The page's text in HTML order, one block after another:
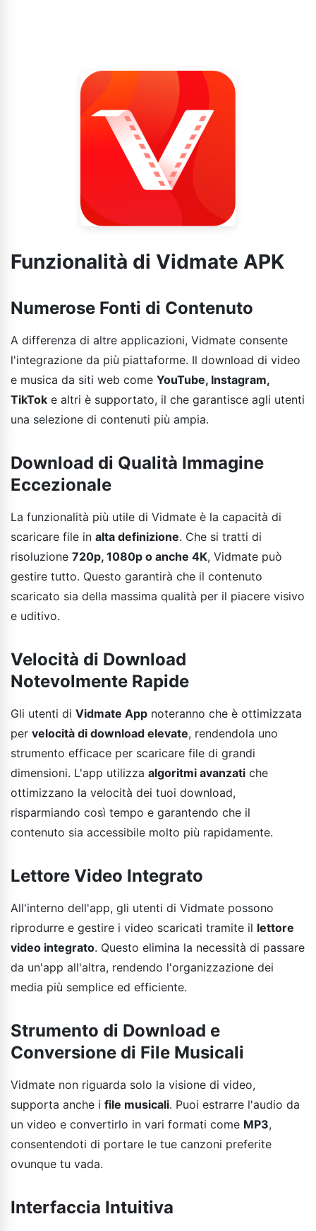
Funzionalità di Vidmate APK
Numerose Fonti di Contenuto
A differenza di altre applicazioni, Vidmate consente
l'integrazione da più piattaforme. Il download di video
e musica da siti web come YouTube, Instagram,
TikTok e altri è supportato, il che garantisce agli utenti
una selezione di contenuti più ampia.
Download di Qualità Immagine
Eccezionale
La funzionalità più utile di Vidmate è la capacità di
scaricare file in alta definizione. Che si tratti di
risoluzione 720p, 1080p o anche 4K, Vidmate può
gestire tutto. Questo garantirà che il contenuto
scaricato sia della massima qualità per il piacere visivo
e uditivo.
Velocità di Download
Notevolmente Rapide
Gli utenti di Vidmate App noteranno che è ottimizzata
per velocità di download elevate, rendendola uno
strumento efficace per scaricare file di grandi
dimensioni. L'app utilizza algoritmi avanzati che
ottimizzano la velocità dei tuoi download,
risparmiando così tempo e garantendo che il
contenuto sia accessibile molto più rapidamente.
Lettore Video Integrato
All'interno dell'app, gli utenti di Vidmate possono
riprodurre e gestire i video scaricati tramite il lettore
video integrato. Questo elimina la necessità di passare
da un'app all'altra, rendendo l'organizzazione dei
media più semplice ed efficiente.
Strumento di Download e
Conversione di File Musicali
Vidmate non riguarda solo la visione di video,
supporta anche i file musicali. Puoi estrarre l'audio da
un video e convertirlo in vari formati come MP3,
consentendoti di portare le tue canzoni preferite
ovunque tu vada.
Interfaccia Intuitiva